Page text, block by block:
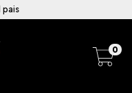
pais
0